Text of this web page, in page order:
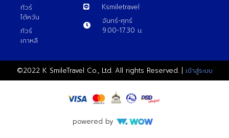
ทัวร์
ไต้หวัน
ทัวร์
เกาหลี
Ksmiletravel
จันทร์-ศุกร์
9.00-17.30 น.
©2022 K SmileTravel Co., Ltd. All rights Reserved. | เข้าสู่ระบบ
powered by